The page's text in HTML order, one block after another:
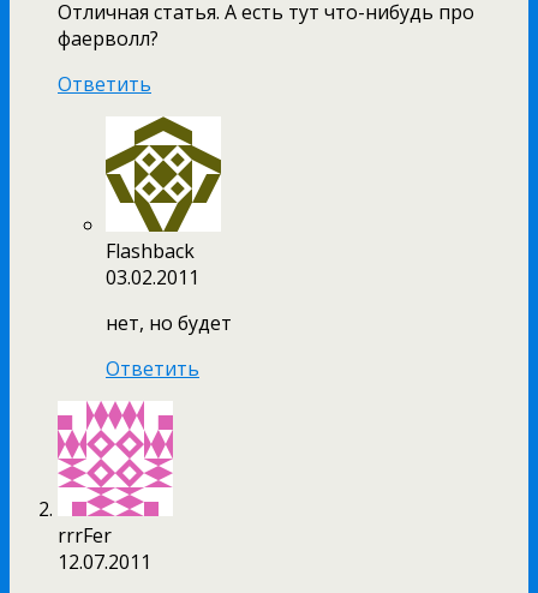
Отличная статья. А есть тут что-нибудь про
фаерволл?
Ответить
Flashback
03.02.2011
нет, но будет
Ответить
rrrFer
12.07.2011